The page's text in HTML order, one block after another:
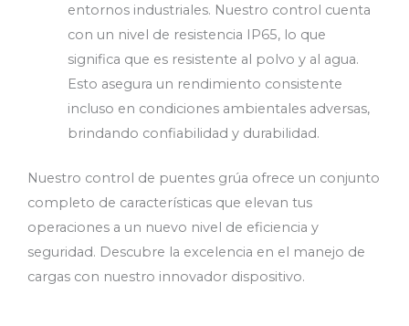
entornos industriales. Nuestro control cuenta
con un nivel de resistencia IP65, lo que
significa que es resistente al polvo y al agua.
Esto asegura un rendimiento consistente
incluso en condiciones ambientales adversas,
brindando confiabilidad y durabilidad.
Nuestro control de puentes grúa ofrece un conjunto
completo de características que elevan tus
operaciones a un nuevo nivel de eficiencia y
seguridad. Descubre la excelencia en el manejo de
cargas con nuestro innovador dispositivo.